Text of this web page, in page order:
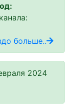
больше..
2024